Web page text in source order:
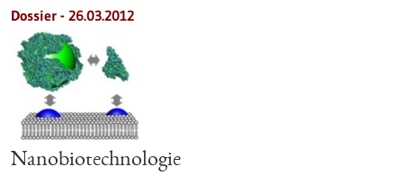
Dossier - 26.03.2012
Nanobiotechnologie